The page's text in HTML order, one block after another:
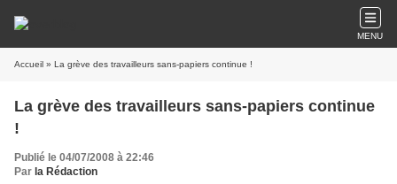
MENU
Accueil » La grève des travailleurs sans-papiers continue !
La grève des travailleurs sans-papiers continue
!
Publié le 04/07/2008 à 22:46
Par la Rédaction